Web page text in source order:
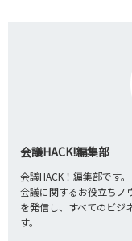
会議HACK!編集部
会議HACK！編集部です。
会議に関するお役立ちノ
を発信し、すべてのビジ
す。